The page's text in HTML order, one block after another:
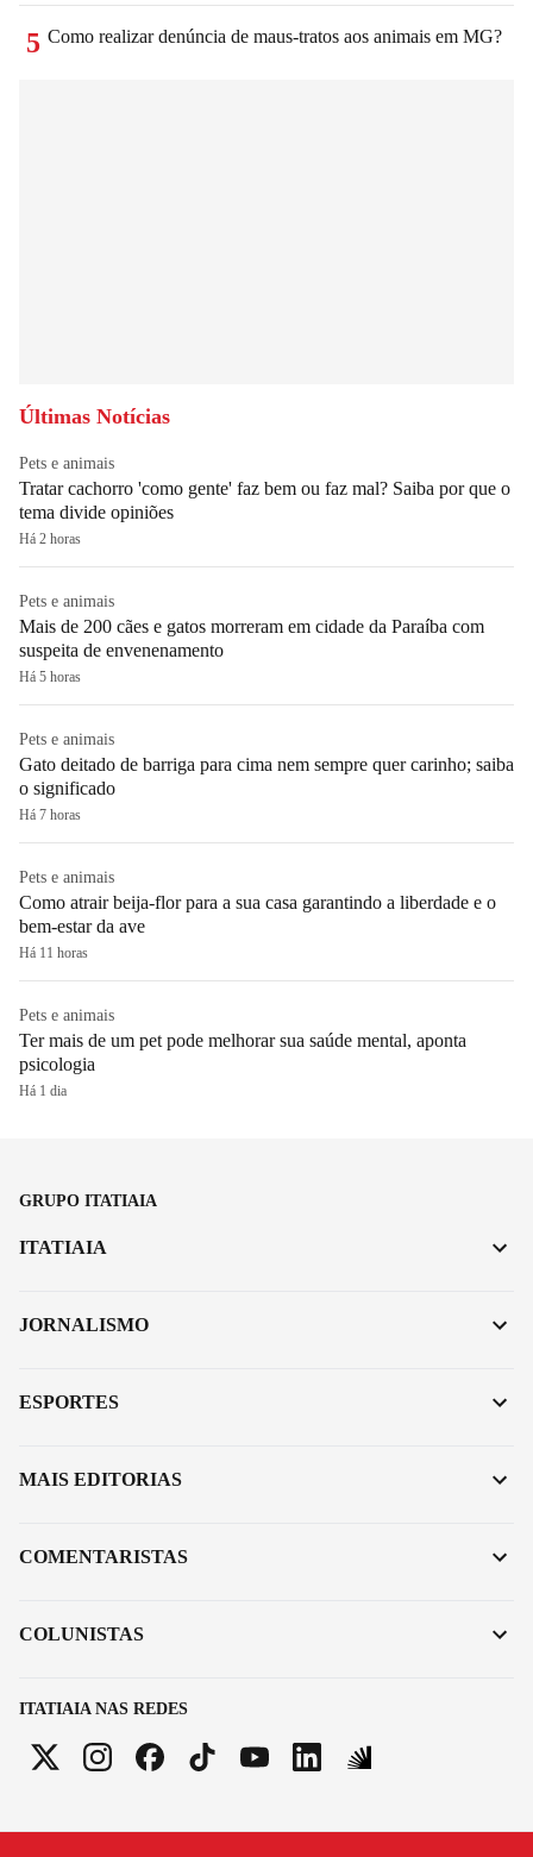
5 Como realizar denúncia de maus-tratos aos animais em MG?
Últimas Notícias
Pets e animais
Tratar cachorro 'como gente' faz bem ou faz mal? Saiba por que o
tema divide opiniões
Há 2 horas
Pets e animais
Mais de 200 cães e gatos morreram em cidade da Paraíba com
suspeita de envenenamento
Há 5 horas
Pets e animais
Gato deitado de barriga para cima nem sempre quer carinho; saiba
o significado
Há 7 horas
Pets e animais
Como atrair beija-flor para a sua casa garantindo a liberdade e o
bem-estar da ave
Há 11 horas
Pets e animais
Ter mais de um pet pode melhorar sua saúde mental, aponta
psicologia
Há 1 dia
GRUPO ITATIAIA
ITATIAIA NAS REDES
ITATIAIA
JORNALISMO
ESPORTES
MAIS EDITORIAS
COMENTARISTAS
COLUNISTAS